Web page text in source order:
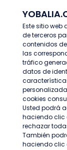
Este sitio web
de terceros
contenidos
las
tráfico
datos de
cookies
Usted podrá
haciendo clic
rechazar
También
haciendo clic
Últimas
Oferta no